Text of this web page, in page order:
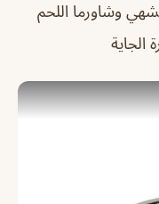
وشاورما اللحم